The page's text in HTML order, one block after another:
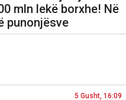
mln lekë borxhe! Në
punonjësve
5 Gusht, 16:09